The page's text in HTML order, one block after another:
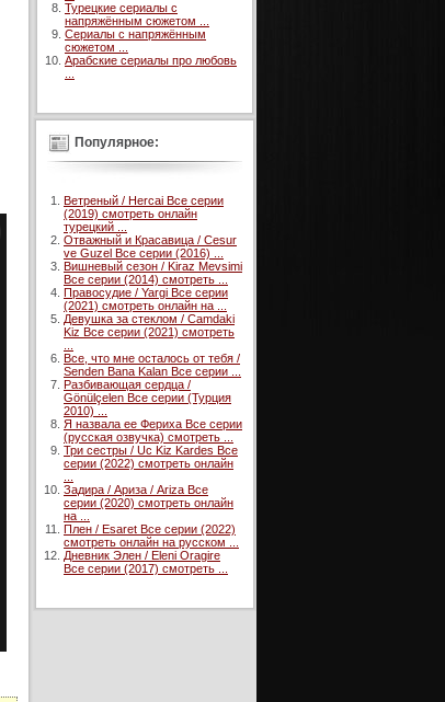
Турецкие сериалы с
напряжённым сюжетом ...
Сериалы с напряжённым
сюжетом ...
Арабские сериалы про любовь
Популярное:
Ветреный / Hercai Все серии
(2019) смотреть онлайн
турецкий ...
Отважный и Красавица / Cesur
ve Guzel Все серии (2016) ...
Вишневый сезон / Kiraz Mevsimi
Все серии (2014) смотреть ...
Правосудие / Yargi Все серии
(2021) смотреть онлайн на ...
Девушка за стеклом / Camdaki
Kiz Все серии (2021) смотреть
Все, что мне осталось от тебя /
Senden Bana Kalan Все серии ...
Разбивающая сердца /
Gönülçelen Все серии (Турция
2010) ...
Я назвала ее Фериха Все серии
(русская озвучка) смотреть ...
Три сестры / Uc Kiz Kardes Все
серии (2022) смотреть онлайн
Задира / Ариза / Ariza Все
серии (2020) смотреть онлайн
на ...
Плен / Esaret Все серии (2022)
смотреть онлайн на русском ...
Дневник Элен / Eleni Oragire
Все серии (2017) смотреть ...